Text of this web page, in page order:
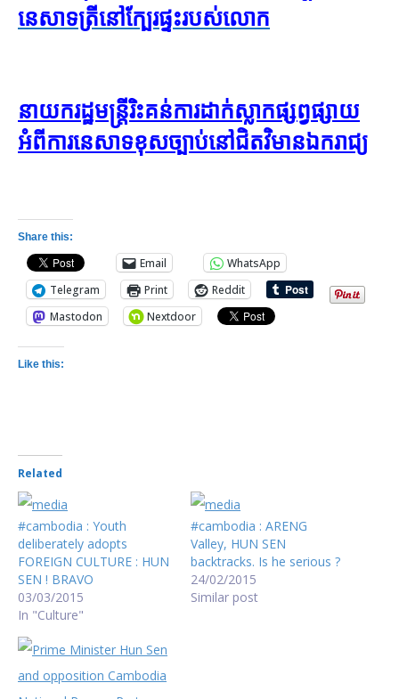
នេសាទ​ត្រីនៅក្បែរផ្ទះរបស់លោក
នាយក​រដ្ឋមន្ត្រី​រិះគន់​ការ​ដាក់​ស្លាក​ផ្សព្វផ្សាយ​
អំពី​ការ​នេសាទ​ខុស​ច្បាប់​នៅ​ជិត​វិមាន​ឯករាជ្យ
Share this:
Email
WhatsApp
Telegram
Print
Reddit
Mastodon
Nextdoor
Like this:
Related
#cambodia : Youth
deliberately adopts
FOREIGN CULTURE : HUN
SEN ! BRAVO
03/03/2015
In "Culture"
#cambodia : ARENG
Valley, HUN SEN
backtracks. Is he serious ?
24/02/2015
Similar post